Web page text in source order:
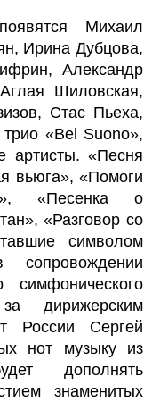
Михаил
Ирина Дубцова,
Александр
Шиловская,
Стас Пьеха,
«Bel Suono»,
артисты. «Песня
вьюга», «Помоги
«Песенка о
«Разговор со
символом
симфонического
дирижерским
России Сергей
нот музыку из
дополнять
знаменитых